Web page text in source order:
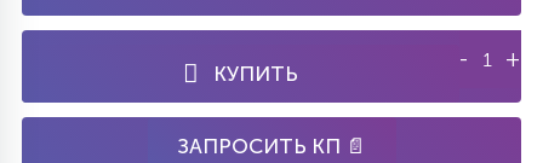
КУПИТЬ
- +
ЗАПРОСИТЬ КП 📄